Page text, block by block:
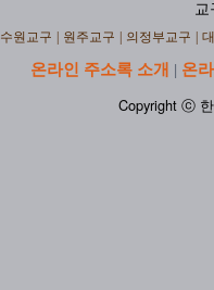
교
수원교구 원주교구 의정부교구
온라인 주소록 소개 | 온
Copyright ⓒ